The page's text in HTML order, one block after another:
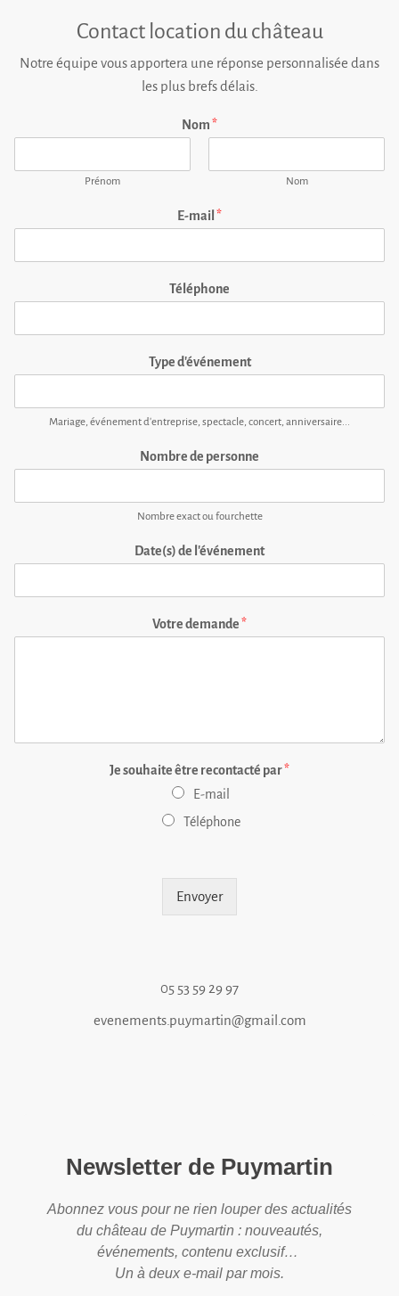
Contact location du château
Notre équipe vous apportera une réponse personnalisée dans
les plus brefs délais.
Nom*
Prénom Nom
E-mail *
Téléphone
Type d'événement
Mariage, événement d'entreprise, spectacle, concert, anniversaire...
Nombre de personne
Nombre exact ou fourchette
Date(s) de l'événement
Votre demande*
Je souhaite être recontacté par*
E-mail
Téléphone
Envoyer
05 53 59 29 97
evenements.puymartin@gmail.com
Newsletter de Puymartin
Abonnez vous pour ne rien louper des actualités
du château de Puymartin : nouveautés,
événements, contenu exclusif…
Un à deux e-mail par mois.